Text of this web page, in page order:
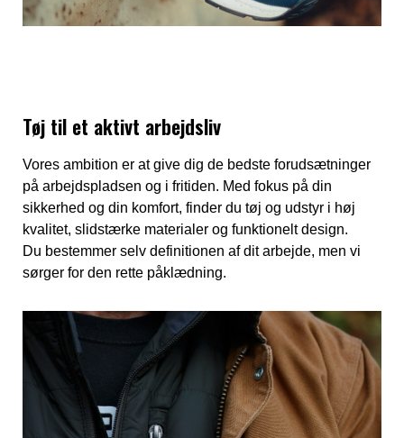
Tøj til et aktivt arbejdsliv
Vores ambition er at give dig de bedste forudsætninger
på arbejdspladsen og i fritiden. Med fokus på din
sikkerhed og din komfort, finder du tøj og udstyr i høj
kvalitet, slidstærke materialer og funktionelt design.
Du bestemmer selv definitionen af dit arbejde, men vi
sørger for den rette påklædning.